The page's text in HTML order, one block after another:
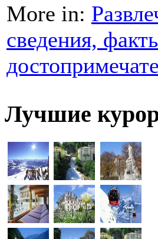
More in:
сведения,
Лучшие